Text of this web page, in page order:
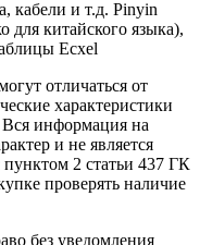
кабели и т.д. Pinyin
китайского языка),
Ecxel
отличаться от
характеристики
информация на
и не является
2 статьи 437 ГК
проверять наличие
без уведомления